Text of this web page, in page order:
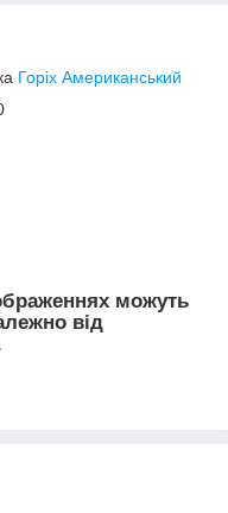
Горіх Американський
можуть
від